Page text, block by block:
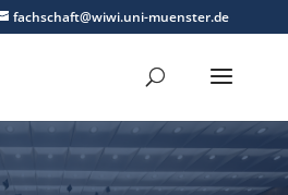
fachschaft@wiwi.uni-muenster.de